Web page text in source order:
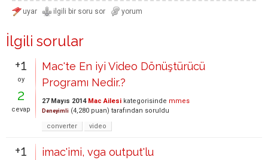
İlgili sorular
+1
oy
2
cevap
Mac'te En iyi Video Dönüştürücü
Programı Nedir.?
27 Mayıs 2014 Mac Ailesi kategorisinde mmes
Deneyimli (4,280 puan) tarafından soruldu
converter
video
+1
imac'imi, vga output'lu